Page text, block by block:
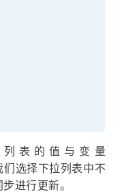
表的值与变量
选择下拉列表中不
进行更新。